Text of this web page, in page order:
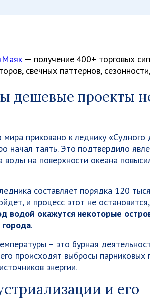
— получение 400+ торговых
свечных паттернов,
дешевые проекты
приковано к леднику «Судного
начал таять. Это подтвердило
воды на поверхности океана
составляет порядка 120
и процесс этот не
водой окажутся некоторые
.
– это бурная
происходят выбросы парниковых
энергии.
и его